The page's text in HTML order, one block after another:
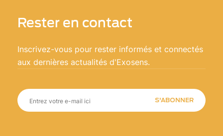
Rester en contact
Inscrivez-vous pour rester informés et connectés
aux dernières actualités d'Exosens.
S'ABONNER